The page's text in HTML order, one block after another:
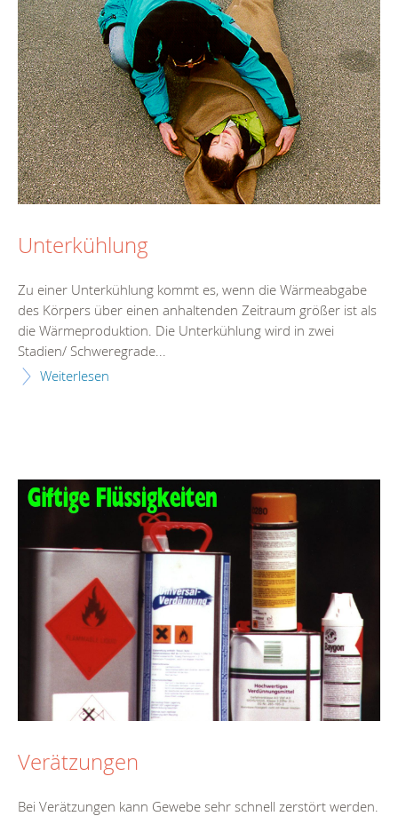
Unterkühlung
Zu einer Unterkühlung kommt es, wenn die Wärmeabgabe
des Körpers über einen anhaltenden Zeitraum größer ist als
die Wärmeproduktion. Die Unterkühlung wird in zwei
Stadien/ Schweregrade...
Weiterlesen
Verätzungen
Bei Verätzungen kann Gewebe sehr schnell zerstört werden.